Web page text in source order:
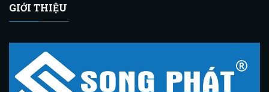
GIỚI THIỆU